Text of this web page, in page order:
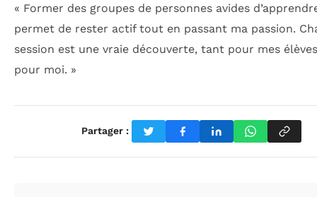
« Former des groupes de personnes avides
permet de rester actif tout en passant ma passion.
session est une vraie découverte, tant pour mes
pour moi. »
Partager :